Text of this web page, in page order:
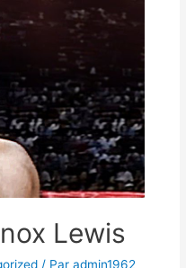
Lewis
/ Paradmin1962